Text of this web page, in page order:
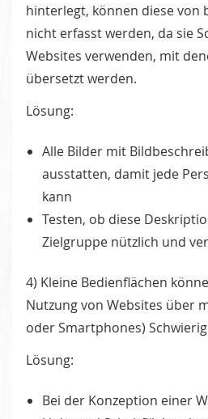
hinterlegt, können diese von
nicht erfasst werden, da sie
Websites verwenden, mit
übersetzt werden.
Lösung:
Alle Bilder mit
ausstatten, damit jede
kann
Testen, ob diese
Zielgruppe nützlich und
4) Kleine Bedienflächen
Nutzung von Websites über
oder Smartphones)
Lösung:
Bei der Konzeption einer